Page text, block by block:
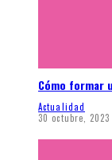
Cómo formar
Actualidad
30 octubre, 2023